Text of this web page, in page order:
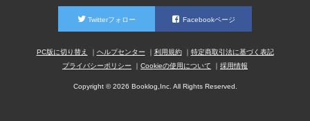
Twitterフォロー Facebookページ
PC版に切り替え ヘルプセンター 利用規約
特定商取引法に基づく表記
プライバシーポリシー
Cookieの使用について 採用情報
Copyright © 2026 Booklog,Inc. All Rights Reserved.